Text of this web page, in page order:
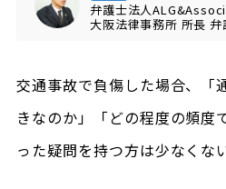
弁護士法人
大阪法律事務所 所長 弁
交通事故で負傷した場合、「
きなのか」「どの程度の頻度
った疑問を持つ方は少なくな